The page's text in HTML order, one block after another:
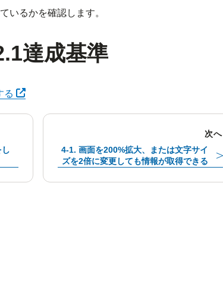
いるかを確認します。
達成基準
る
次へ
4-1. 画面を200%拡大、または文字サイ
ズを2倍に変更しても情報が取得できる